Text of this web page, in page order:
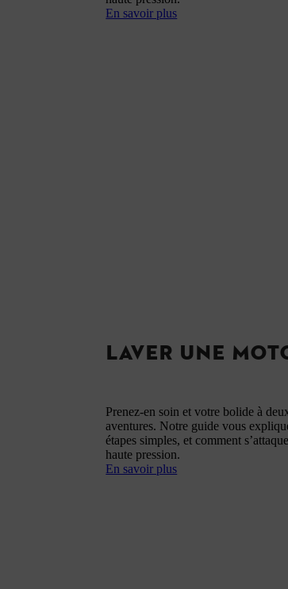
En savoir plus
LAVER UNE
Prenez-en soin et votre bolide à
aventures. Notre guide vous
étapes simples, et comment
haute pression.
En savoir plus